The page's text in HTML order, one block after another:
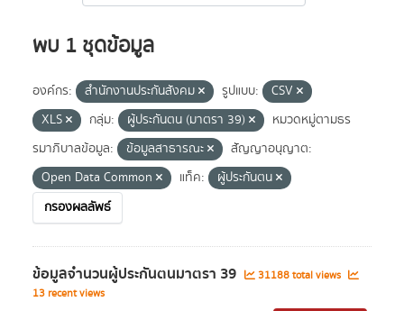
พบ 1 ชุดข้อมูล
องค์กร: สำนักงานประกันสังคม รูปแบบ:
CSV
XLS
กลุ่ม: ผู้ประกันตน (มาตรา 39)
หมวดหมู่ตามธร
รมาภิบาลข้อมูล:
ข้อมูลสาธารณะ
สัญญาอนุญาต:
Open Data Common
แท็ค:
ผู้ประกันตน
กรองผลลัพธ์
ข้อมูลจำนวนผู้ประกันตนมาตรา 39
31188 total views
13 recent views